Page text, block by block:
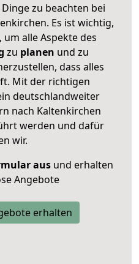
zu beachten bei
Es ist wichtig,
alle Aspekte des
zu planen und zu
dass alles
Mit der richtigen
deutschlandweiter
nach Kaltenkirchen
werden und dafür
wir.
ausund erhalten
Angebote
erhalten